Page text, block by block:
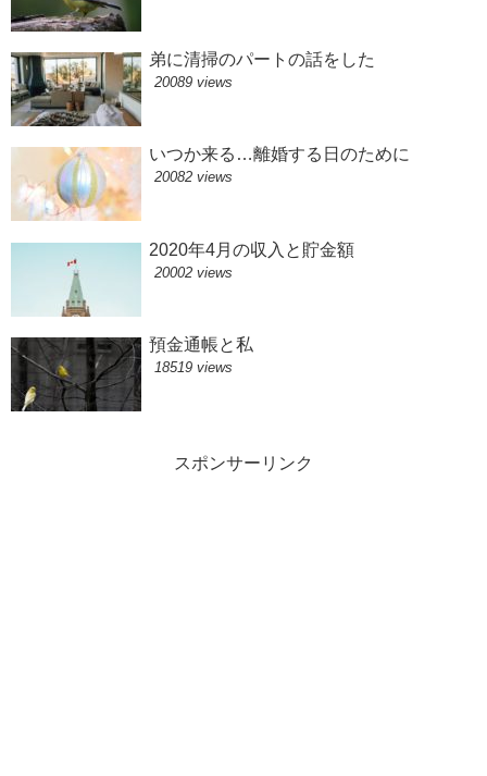
弟に清掃のパートの話をした
20089 views
いつか来る…離婚する日のために
20082 views
2020年4月の収入と貯金額
20002 views
預金通帳と私
18519 views
スポンサーリンク